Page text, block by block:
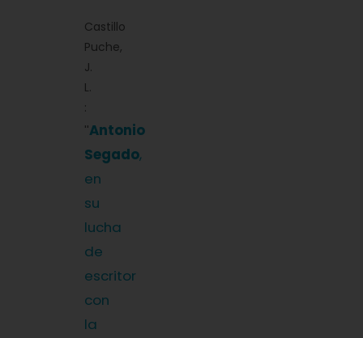
Castillo
Puche,
J.
L.
:
''Antonio
Segado,
en
su
lucha
de
escritor
con
la